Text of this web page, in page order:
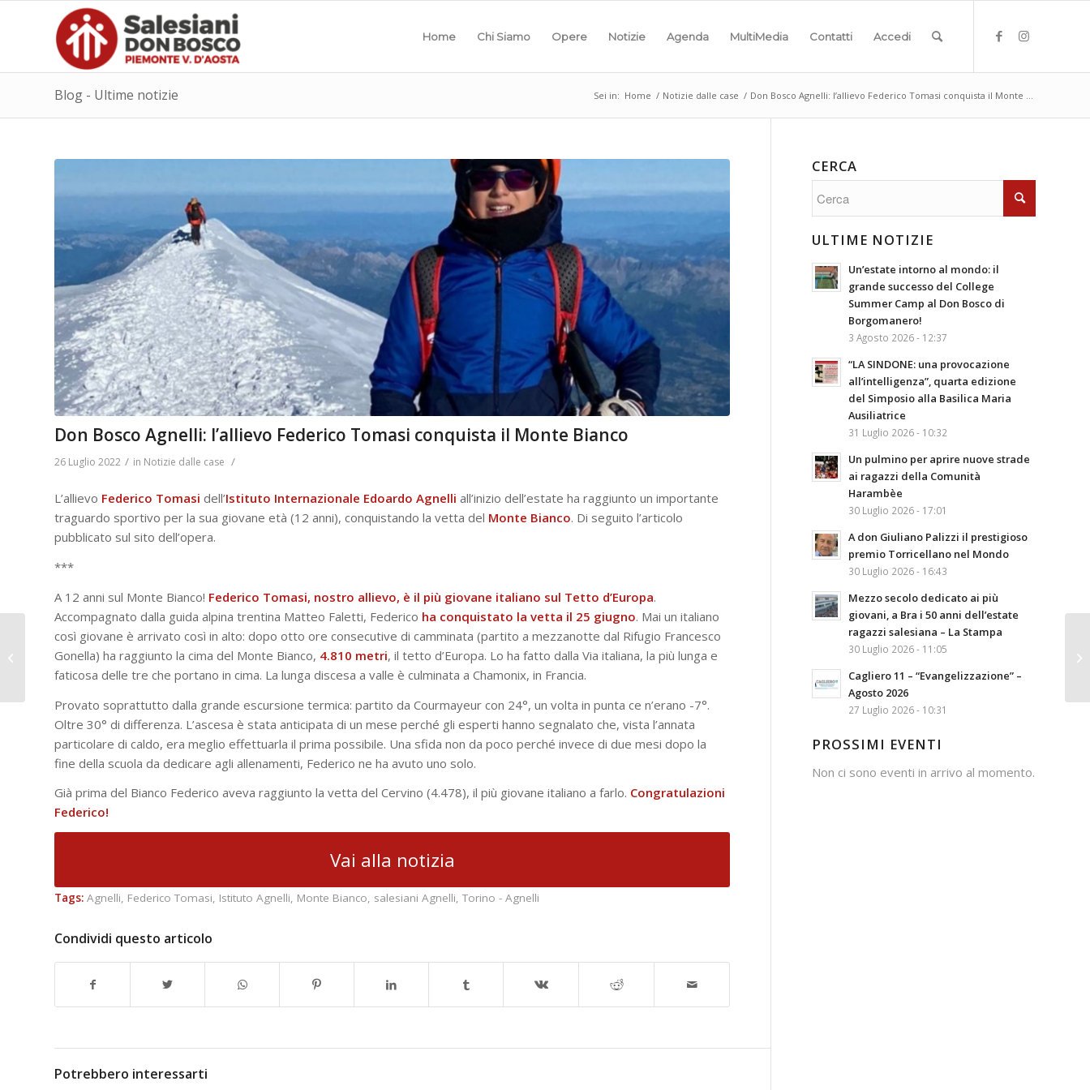
Home Chi Siamo Opere Notizie Agenda MultiMedia Contatti Accedi
Blog - Ultime notizie Sei in: Home / Notizie dalle case / Don Bosco Agnelli: l’allievo Federico Tomasi conquista il Monte ...
Don Bosco Agnelli: l’allievo Federico Tomasi conquista il Monte Bianco
26 Luglio 2022 / in Notizie dalle case /
L’allievo Federico Tomasi dell’Istituto Internazionale Edoardo Agnelli all’inizio dell’estate ha raggiunto un importante
traguardo sportivo per la sua giovane età (12 anni), conquistando la vetta del Monte Bianco. Di seguito l’articolo
pubblicato sul sito dell’opera.
***
A 12 anni sul Monte Bianco! Federico Tomasi, nostro allievo, è il più giovane italiano sul Tetto d’Europa.
Accompagnato dalla guida alpina trentina Matteo Faletti, Federico ha conquistato la vetta il 25 giugno. Mai un italiano
così giovane è arrivato così in alto: dopo otto ore consecutive di camminata (partito a mezzanotte dal Rifugio Francesco
Gonella) ha raggiunto la cima del Monte Bianco, 4.810 metri, il tetto d’Europa. Lo ha fatto dalla Via italiana, la più lunga e
faticosa delle tre che portano in cima. La lunga discesa a valle è culminata a Chamonix, in Francia.
Provato soprattutto dalla grande escursione termica: partito da Courmayeur con 24°, un volta in punta ce n’erano -7°.
Oltre 30° di differenza. L’ascesa è stata anticipata di un mese perché gli esperti hanno segnalato che, vista l’annata
particolare di caldo, era meglio effettuarla il prima possibile. Una sfida non da poco perché invece di due mesi dopo la
fine della scuola da dedicare agli allenamenti, Federico ne ha avuto uno solo.
Già prima del Bianco Federico aveva raggiunto la vetta del Cervino (4.478), il più giovane italiano a farlo. Congratulazioni
Federico!
Vai alla notizia
Tags: Agnelli Federico Tomasi Istituto Agnelli Monte Bianco salesiani Agnelli Torino - Agnelli
Condividi questo articolo
Potrebbero interessarti
CERCA
ULTIME NOTIZIE
Un’estate intorno al mondo: il
grande successo del College
Summer Camp al Don Bosco di
Borgomanero!
3 Agosto 2026 - 12:37
“LA SINDONE: una provocazione
all’intelligenza”, quarta edizione
del Simposio alla Basilica Maria
Ausiliatrice
31 Luglio 2026 - 10:32
Un pulmino per aprire nuove strade
ai ragazzi della Comunità
Harambèe
30 Luglio 2026 - 17:01
A don Giuliano Palizzi il prestigioso
premio Torricellano nel Mondo
30 Luglio 2026 - 16:43
Mezzo secolo dedicato ai più
giovani, a Bra i 50 anni dell’estate
ragazzi salesiana – La Stampa
30 Luglio 2026 - 11:05
Cagliero 11 – “Evangelizzazione” –
Agosto 2026
27 Luglio 2026 - 10:31
PROSSIMI EVENTI
Non ci sono eventi in arrivo al momento.
Don Rossano Sala –
Nuovo Direttore
Editoriale presso
l’Editrice Elledic...